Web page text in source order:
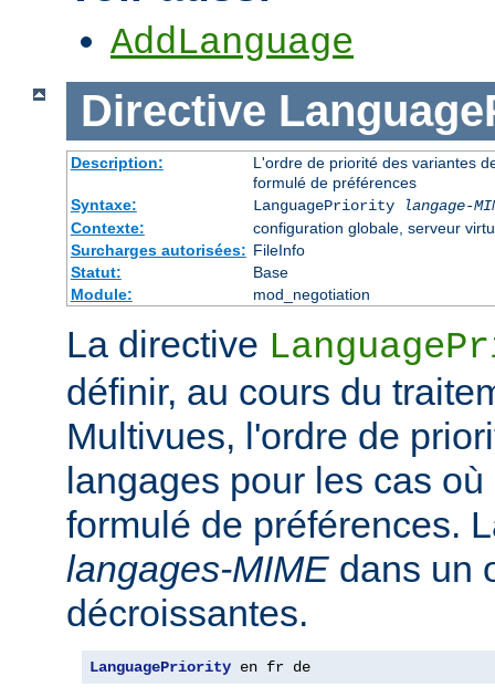
AddLanguage
Directive
Description:
L'ordre de priorité des variantes
formulé de préférences
Syntaxe:
LanguagePriority
langage-
Contexte:
configuration globale, serveur
Surcharges autorisées: FileInfo
Statut:
Base
Module:
mod_negotiation
La directive
définir, au cours du
Multivues, l'ordre de
langages pour les cas
formulé de préférences.
langages-MIME dans un
décroissantes.
LanguagePriority en fr de